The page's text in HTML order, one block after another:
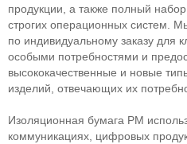
продукции, а также полный
строгих операционных систем.
по индивидуальному заказу для
особыми потребностями и
высококачественные и новые
изделий, отвечающих их
Изоляционная бумага PM
коммуникациях, цифровых